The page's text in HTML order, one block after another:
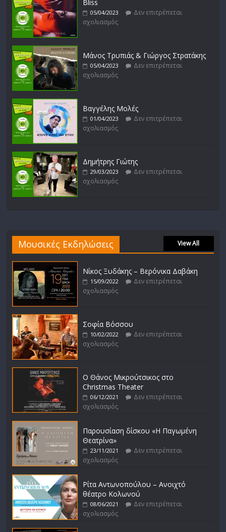
Bliss
05/04/2023
Δεν επιτρέπεται
σχολιασμός
Μάνος Τρυπιάς & Γιώργος Στρατάκης
05/04/2023
Δεν επιτρέπεται
σχολιασμός
Βαγγέλης Μολές
01/04/2023
Δεν επιτρέπεται
σχολιασμός
Δημήτρης Γιώτης
29/03/2023
Δεν επιτρέπεται
σχολιασμός
Μουσικές Εκδηλώσεις View All
Νίκος Ξυδάκης – Βερόνικα Δαβάκη
15/09/2022
Δεν επιτρέπεται
σχολιασμός
Σοφία Βόσσου
10/02/2022
Δεν επιτρέπεται
σχολιασμός
Ο Θάνος Μικρούτσικος στο
Christmas Theater
06/12/2021
Δεν επιτρέπεται
σχολιασμός
Παρουσίαση δίσκου «Η Παγωμένη
Θεατρίνα»
23/11/2021
Δεν επιτρέπεται
σχολιασμός
Ρίτα Αντωνοπούλου – Ανοιχτό
θέατρο Κολωνού
08/06/2021
Δεν επιτρέπεται
σχολιασμός